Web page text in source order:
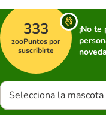
333
zooPuntos por
suscribirte
¡No
Selecciona la mascota